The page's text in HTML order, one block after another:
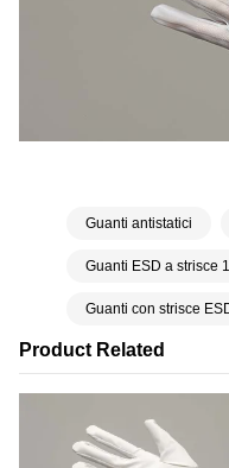
Product Related
Guanti antistatici
Guanti ESD a strisce
Guanti con strisce